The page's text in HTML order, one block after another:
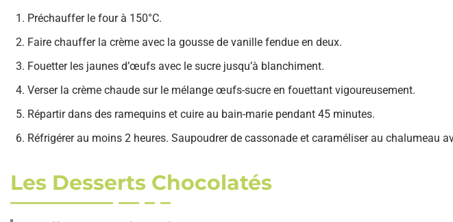
Préchauffer le four à 150°C.
Faire chauffer la crème avec la gousse de vanille fendue en deux.
Fouetter les jaunes d’œufs avec le sucre jusqu’à blanchiment.
Verser la crème chaude sur le mélange œufs-sucre en fouettant vigoureusement.
Répartir dans des ramequins et cuire au bain-marie pendant 45 minutes.
Réfrigérer au moins 2 heures. Saupoudrer de cassonade et caraméliser au chalumeau
Les Desserts Chocolatés